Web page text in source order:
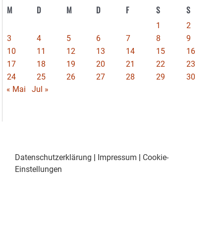
M D M D F S S
1
2
3
4 5 6 7 8
9
10
11 12 13 14 15
16
17
18 19 20 21 22
23
24
25 26 27 28 29
30
« Mai
Jul »
Datenschutzerklärung | Impressum | Cookie-
Einstellungen